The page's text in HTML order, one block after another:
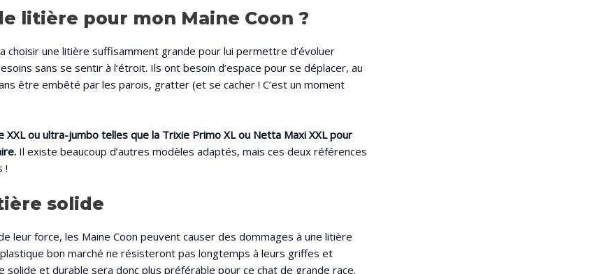
litière pour mon Maine Coon ?
choisir une litière suffisamment grande pour lui permettre d’évoluer
sans se sentir à l’étroit. Ils ont besoin d’espace pour se déplacer, au
être embêté par les parois, gratter (et se cacher ! C’est un moment
ou ultra-jumbo telles que la Trixie Primo XL ou Netta Maxi XXL pour
Il existe beaucoup d’autres modèles adaptés, mais ces deux références
!
solide
leur force, les Maine Coon peuvent causer des dommages à une litière
bon marché ne résisteront pas longtemps à leurs griffes et
solide et durable sera donc plus préférable pour ce chat de grande race.